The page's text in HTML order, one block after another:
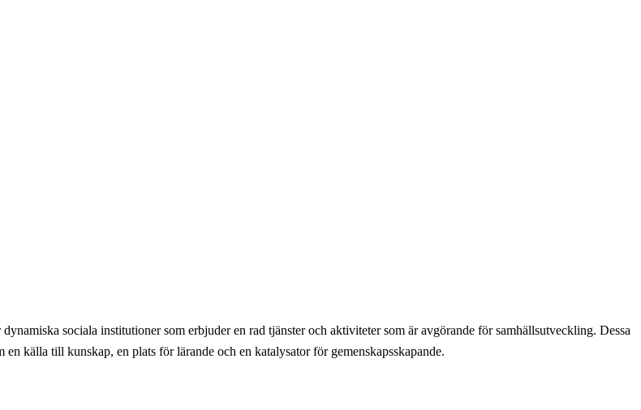
sociala institutioner som erbjuder en rad tjänster och aktiviteter som är avgörande för samhällsutveckling. Dessa
källa till kunskap, en plats för lärande och en katalysator för gemenskapsskapande.